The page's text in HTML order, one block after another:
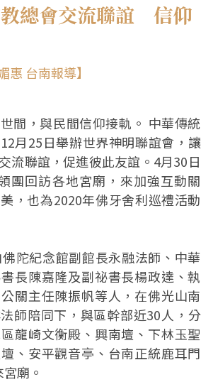
總會交流聯誼 信仰
惠 台南報導】
間，與民間信仰接軌。 中華傳統
月25日舉辦世界神明聯誼會，讓
流聯誼，促進彼此友誼。4月30日
團回訪各地宮廟，來加強互動關
，也為2020年佛牙舍利巡禮活動
陀紀念館副館長永融法師、中華
長陳嘉隆及副祕書長楊政達、執
關主任陳振帆等人，在佛光山南
師陪同下，與區幹部近30人，分
龍崎文衡殿、興南壇、下林玉聖
、安平觀音亭、台南正統鹿耳門
廟。